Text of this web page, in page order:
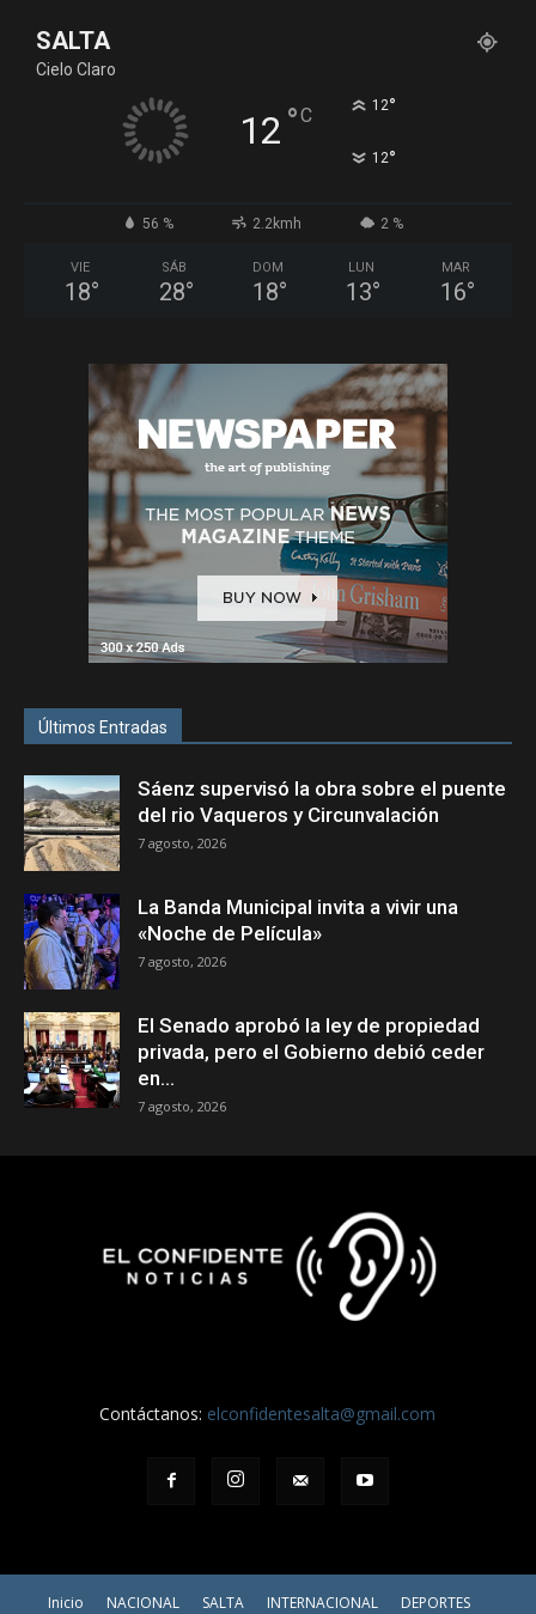
SALTA
Cielo Claro
12 °C 12°
12°
56 % 2.2kmh 2 %
VIE
18°
SÁB
28°
DOM
18°
LUN
13°
MAR
16°
Últimos Entradas
Sáenz supervisó la obra sobre el puente
del rio Vaqueros y Circunvalación
7 agosto, 2026
La Banda Municipal invita a vivir una
«Noche de Película»
7 agosto, 2026
El Senado aprobó la ley de propiedad
privada, pero el Gobierno debió ceder
en...
7 agosto, 2026
Contáctanos: elconfidentesalta@gmail.com
Inicio NACIONAL SALTA INTERNACIONAL DEPORTES